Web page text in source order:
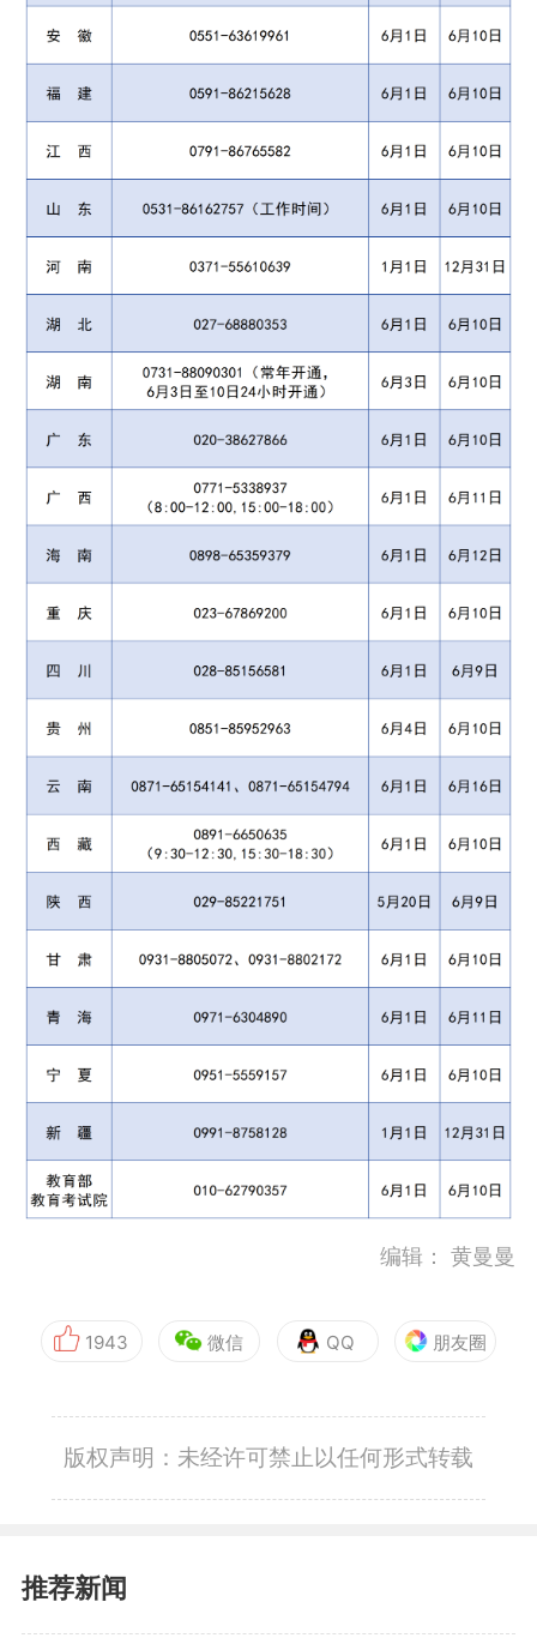
编辑：黄曼曼
1943 微信 QQ 朋友圈
版权声明：未经许可禁止以任何形式转载
推荐新闻